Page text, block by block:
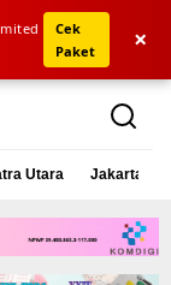
Cek
Paket
×
Utara Jakarta